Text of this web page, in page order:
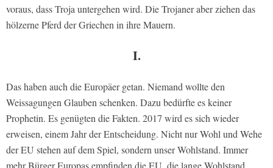
voraus, dass Troja untergehen wird. Die Trojaner aber ziehen das
hölzerne Pferd der Griechen in ihre Mauern.
I.
Das haben auch die Europäer getan. Niemand wollte den
Weissagungen Glauben schenken. Dazu bedürfte es keiner
Prophetin. Es genügten die Fakten. 2017 wird es sich wieder
erweisen, einem Jahr der Entscheidung. Nicht nur Wohl und Wehe
der EU stehen auf dem Spiel, sondern unser Wohlstand. Immer
mehr Bürger Europas empfinden die EU, die lange Wohlstand